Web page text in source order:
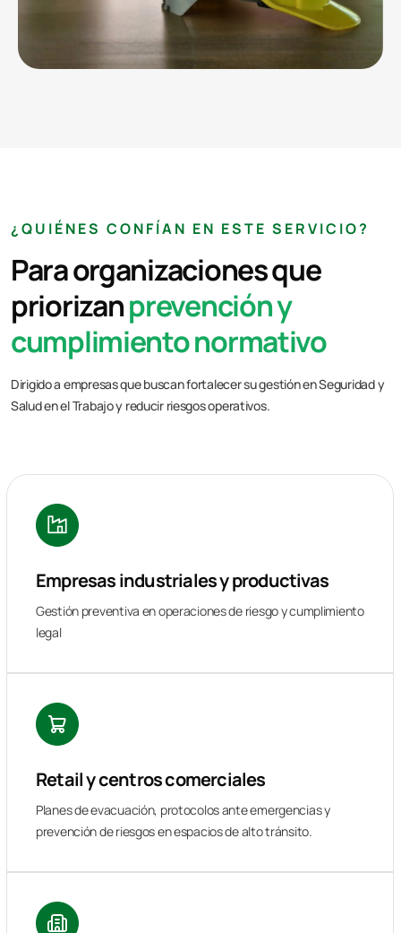
¿QUIÉNES CONFÍAN EN ESTE SERVICIO?
Para organizaciones que
priorizanprevención y
cumplimiento normativo
Dirigido a empresas que buscan fortalecer su gestión en Seguridad y
Salud en el Trabajo y reducir riesgos operativos.
Empresas industriales y productivas
Gestión preventiva en operaciones de riesgo y cumplimiento
legal
Retail y centros comerciales
Planes de evacuación, protocolos ante emergencias y
prevención de riesgos en espacios de alto tránsito.